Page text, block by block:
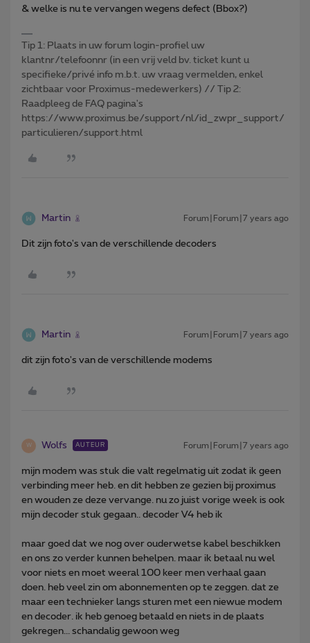
& welke is nu te vervangen wegens defect (Bbox?)
Tip 1: Plaats in uw forum login-profiel uw
klantnr/telefoonnr (in een vrij veld bv. ticket kunt u
specifieke/privé info m.b.t. uw vraag vermelden, enkel
zichtbaar voor Proximus-medewerkers) // Tip 2:
Raadpleeg de FAQ pagina's
https://www.proximus.be/support/nl/id_zwpr_support/
particulieren/support.html
Martin Forum|Forum|7 years ago
Dit zijn foto's van de verschillende decoders
Martin Forum|Forum|7 years ago
dit zijn foto's van de verschillende modems
W Wolfs AUTEUR Forum|Forum|7 years ago
mijn modem was stuk die valt regelmatig uit zodat ik geen
verbinding meer heb. en dit hebben ze gezien bij proximus
en wouden ze deze vervange. nu zo juist vorige week is ook
mijn decoder stuk gegaan.. decoder V4 heb ik
maar goed dat we nog over ouderwetse kabel beschikken
en ons zo verder kunnen behelpen. maar ik betaal nu wel
voor niets en moet weeral 100 keer men verhaal gaan
doen. heb veel zin om abonnementen op te zeggen. dat ze
maar een technieker langs sturen met een niewue modem
en decoder. ik heb genoeg betaald en niets in de plaats
gekregen... schandalig gewoon weg